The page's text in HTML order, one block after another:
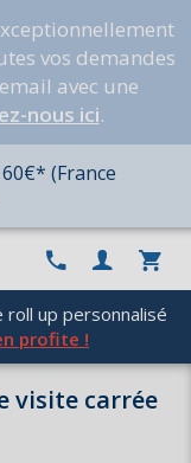
vos demandes
avec une
nous ici.
(France
up personnalisé
profite !
visite carrée